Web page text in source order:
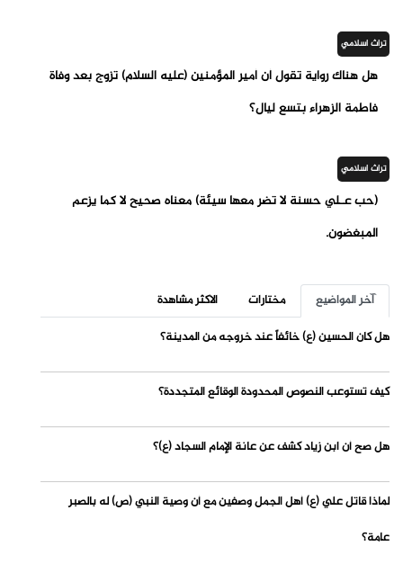
تراث اسلامي
هل هناك رواية تقول أن أمير المؤمنين (عليه السلام) تزوج بعد وفاة
فاطمة الزهراء بتسع ليال؟
تراث اسلامي
(حب عـلي حسنة لا تضر معها سيئة) معناه صحيح لا كما يزعم
المبغضون.
آخر المواضيع مختارات
الاكثر مشاهدة
هل كان الحسين (ع) خائفاً عند خروجه من المدينة؟
كيف تستوعب النصوص المحدودة الوقائع المتجددة؟
هل صح أن ابن زياد كشف عن عانة الإمام السجاد (ع)؟
لماذا قاتل علي (ع) أهل الجمل وصفين مع أن وصية النبي (ص) له بالصبر
عامة؟